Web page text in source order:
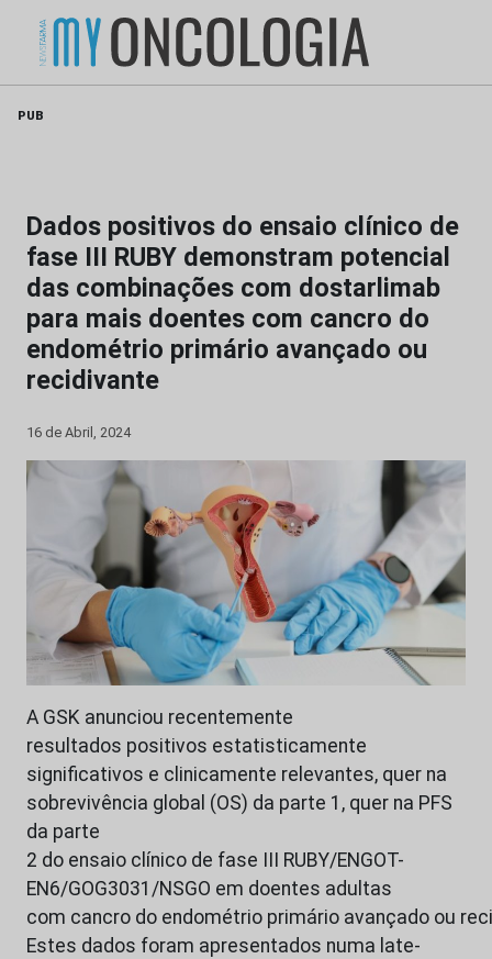
PUB
Dados positivos do ensaio clínico de
fase III RUBY demonstram potencial
das combinações com dostarlimab
para mais doentes com cancro do
endométrio primário avançado ou
recidivante
16 de Abril, 2024
A GSK anunciou recentemente
resultados positivos estatisticamente
significativos e clinicamente relevantes, quer na
sobrevivência global (OS) da parte 1, quer na PFS
da parte
2 do ensaio clínico de fase III RUBY/ENGOT-
EN6/GOG3031/NSGO em doentes adultas
com cancro do endométrio primário avançado ou
Estes dados foram apresentados numa late-